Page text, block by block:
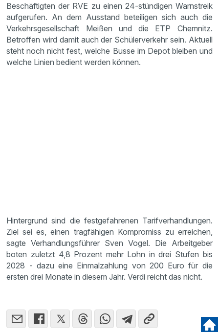
Beschäftigten der RVE zu einen 24-stündigen Warnstreik
aufgerufen. An dem Ausstand beteiligen sich auch die
Verkehrsgesellschaft Meißen und die ETP Chemnitz.
Betroffen wird damit auch der Schülerverkehr sein. Aktuell
steht noch nicht fest, welche Busse im Depot bleiben und
welche Linien bedient werden können.
Hintergrund sind die festgefahrenen Tarifverhandlungen.
Ziel sei es, einen tragfähigen Kompromiss zu erreichen,
sagte Verhandlungsführer Sven Vogel. Die Arbeitgeber
boten zuletzt 4,8 Prozent mehr Lohn in drei Stufen bis
2028 - dazu eine Einmalzahlung von 200 Euro für die
ersten drei Monate in diesem Jahr. Verdi reicht das nicht.